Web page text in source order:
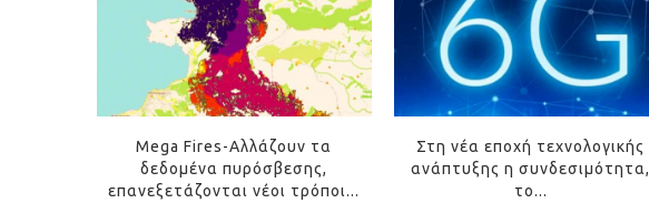
Mega Fires-Αλλάζουν τα
δεδομένα πυρόσβεσης,
επανεξετάζονται νέοι τρόποι...
Στη νέα εποχή τεχνολογικής
ανάπτυξης η συνδεσιμότητα,
το...